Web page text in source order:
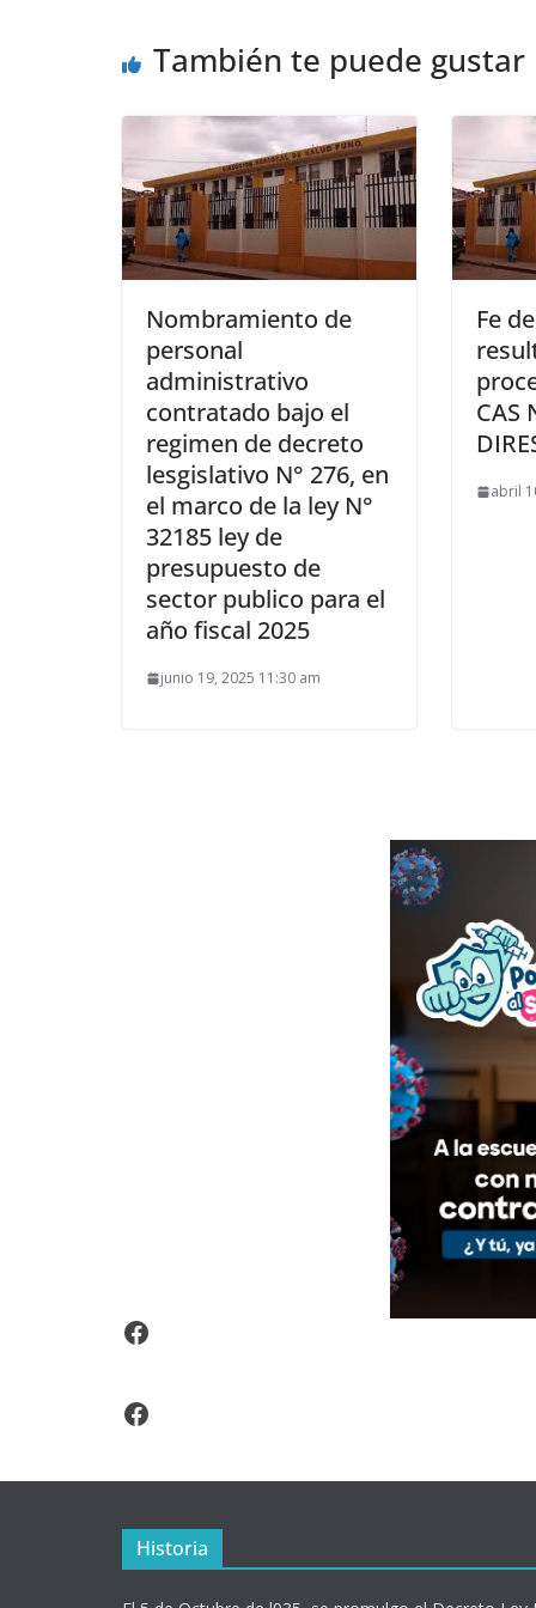
También te puede gustar
Nombramiento de
personal
administrativo
contratado bajo el
regimen de decreto
lesgislativo N° 276, en
el marco de la ley N°
32185 ley de
presupuesto de
sector publico para el
año fiscal 2025
junio 19, 2025 11:30 am
Fe
CAS
abril
Video Arroz Fortificado
Facebook
Historia